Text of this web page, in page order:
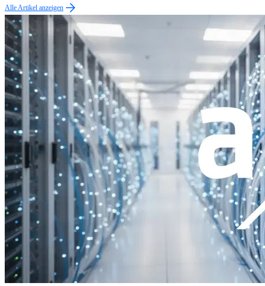
Alle Artikel anzeigen